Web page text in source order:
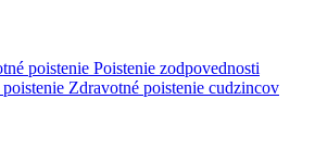
poistenie Poistenie zodpovednosti
Zdravotné poistenie cudzincov